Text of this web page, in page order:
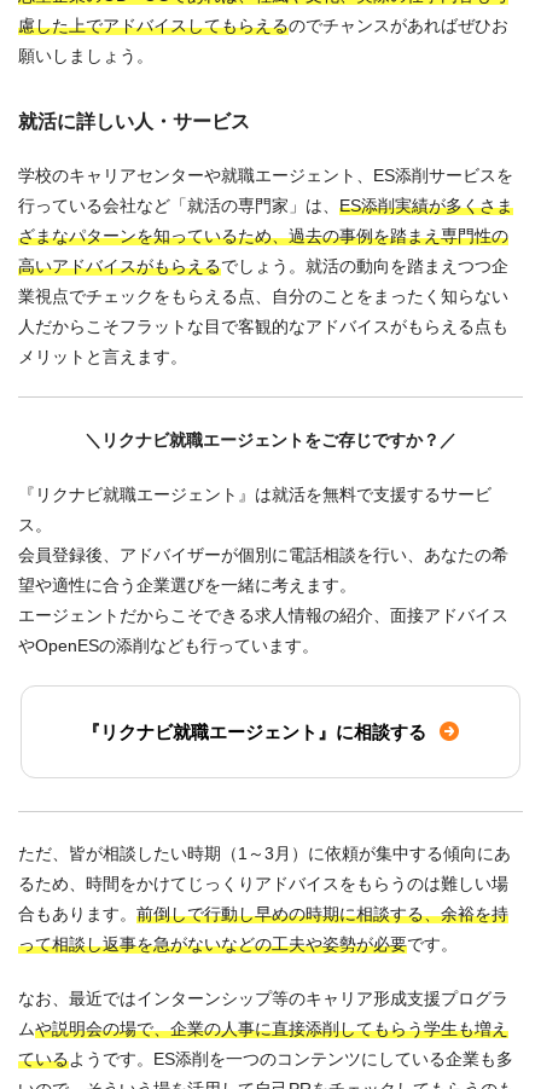
慮した上でアドバイスしてもらえるのでチャンスがあればぜひお
願いしましょう。
就活に詳しい人・サービス
学校のキャリアセンターや就職エージェント、ES添削サービスを
行っている会社など「就活の専門家」は、 ES添削実績が多くさま
ざまなパターンを知っているため、過去の事例を踏まえ専門性の
高いアドバイスがもらえるでしょう。就活の動向を踏まえつつ企
業視点でチェックをもらえる点、自分のことをまったく知らない
人だからこそフラットな目で客観的なアドバイスがもらえる点も
メリットと言えます。
＼リクナビ就職エージェントをご存じですか？／
『リクナビ就職エージェント』は就活を無料で支援するサービ
ス。
会員登録後、アドバイザーが個別に電話相談を行い、あなたの希
望や適性に合う企業選びを一緒に考えます。
エージェントだからこそできる求人情報の紹介、面接アドバイス
やOpenESの添削なども行っています。
『リクナビ就職エージェント』に相談する
ただ、皆が相談したい時期（1～3月）に依頼が集中する傾向にあ
るため、時間をかけてじっくりアドバイスをもらうのは難しい場
合もあります。 前倒しで行動し早めの時期に相談する、余裕を持
って相談し返事を急がないなどの工夫や姿勢が必要です。
なお、最近ではインターンシップ等のキャリア形成支援プログラ
ムや説明会の場で、企業の人事に直接添削してもらう学生も増え
ているようです。ES添削を一つのコンテンツにしている企業も多